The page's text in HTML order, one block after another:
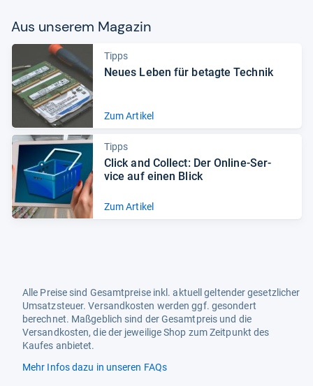
Aus unse­rem Maga­zin
Tipps
Neues Leben für betagte Tech­nik
Zum Artikel
Tipps
Click and Col­lect: Der Online-​Ser­
vice auf einen Blick
Zum Artikel
Alle Preise sind Gesamtpreise inkl. aktuell geltender gesetzlicher
Umsatzsteuer. Versandkosten werden ggf. gesondert
berechnet. Maßgeblich sind der Gesamtpreis und die
Versandkosten, die der jeweilige Shop zum Zeitpunkt des
Kaufes anbietet.
Mehr Infos dazu in unseren FAQs